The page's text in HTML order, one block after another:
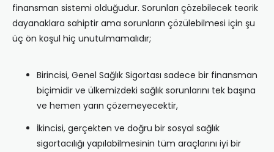
finansman sistemi olduğudur. Sorunları çözebilecek teorik
dayanaklara sahiptir ama sorunların çözülebilmesi için şu
üç ön koşul hiç unutulmamalıdır;
Birincisi, Genel Sağlık Sigortası sadece bir finansman
biçimidir ve ülkemizdeki sağlık sorunlarını tek başına
ve hemen yarın çözemeyecektir,
İkincisi, gerçekten ve doğru bir sosyal sağlık
sigortacılığı yapılabilmesinin tüm araçlarını iyi bir